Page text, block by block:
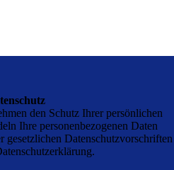
den Schutz Ihrer persönlichen
Ihre personenbezogenen Daten
gesetzlichen Datenschutzvorschriften